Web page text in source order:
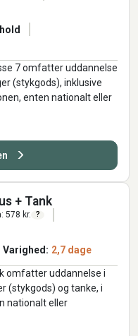
7 omfatter uddannelse
(stykgods), inklusive
enten nationalt eller
+ Tank
578 kr. ?
Varighed: 2,7 dage
omfatter uddannelse i
(stykgods) og tanke, i
nationalt eller